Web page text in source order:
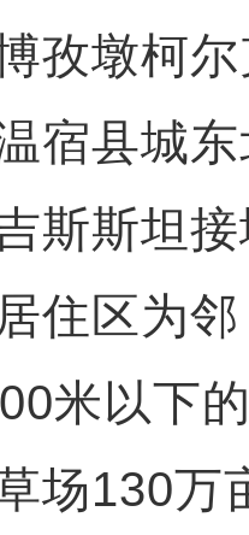
墩柯尔
宿县城
斯斯坦
住区为
米以下
场130万